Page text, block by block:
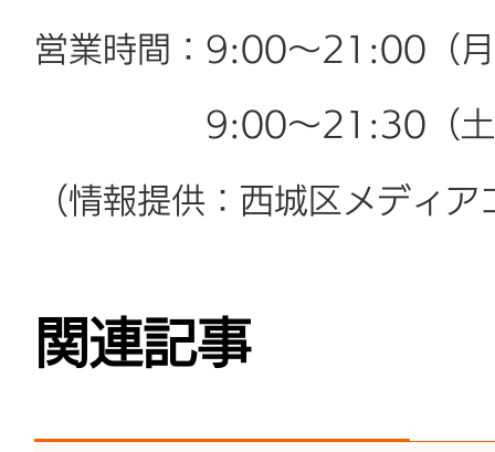
営業時間：9:00～21:00（
9:00～21:30（土
（情報提供：西城区メディ
関連記事